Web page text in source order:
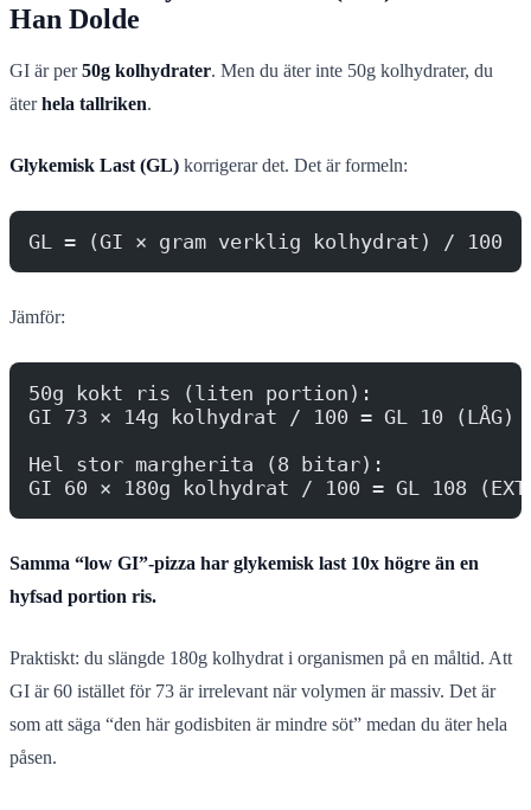
Han Dolde
GI är per50g kolhydrater. Men du äter inte 50g kolhydrater, du
äterhela tallriken.
Glykemisk Last (GL) korrigerar det. Det är formeln:
GL = (GI × gram verklig kolhydrat) / 100
Jämför:
50g kokt ris (liten portion):
GI 73 × 14g kolhydrat / 100 = GL 10 (LÅG)
Hel stor margherita (8 bitar):
GI 60 × 180g kolhydrat / 100 = GL 108
Samma “low GI”-pizza har glykemisk last 10x högre än en
hyfsad portion ris.
Praktiskt: du slängde 180g kolhydrat i organismen på en måltid. Att
GI är 60 istället för 73 är irrelevant när volymen är massiv. Det är
som att säga “den här godisbiten är mindre söt” medan du äter hela
påsen.